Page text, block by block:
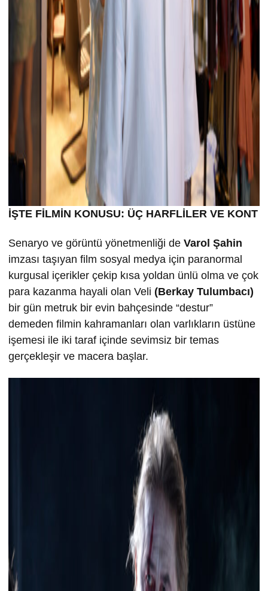
İŞTE FİLMİN KONUSU: ÜÇ HARFLİLER VE KONT
Senaryo ve görüntü yönetmenliği de Varol Şahin
imzası taşıyan film sosyal medya için paranormal
kurgusal içerikler çekip kısa yoldan ünlü olma ve çok
para kazanma hayali olan Veli (Berkay Tulumbacı)
bir gün metruk bir evin bahçesinde “destur”
demeden filmin kahramanları olan varlıkların üstüne
işemesi ile iki taraf içinde sevimsiz bir temas
gerçekleşir ve macera başlar.